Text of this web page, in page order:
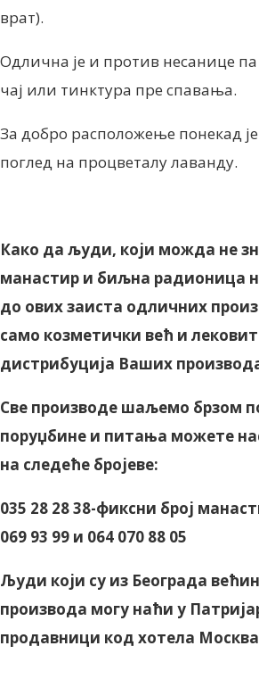
врат).
Одлична је и против несанице па
чај или тинктура пре спавања.
За добро расположење понекад
поглед на процветалу лаванду.
Како да људи, који можда не
манастир и биљна радионица
до ових заиста одличних
само козметички већ и
дистрибуција Ваших
Све производе шаљемо брзом
поруџбине и питања можете
на следеће бројеве:
035 28 28 38-фиксни број
069 93 99 и 064 070 88 05
Људи који су из Београда
производа могу наћи у
продавници код хотела